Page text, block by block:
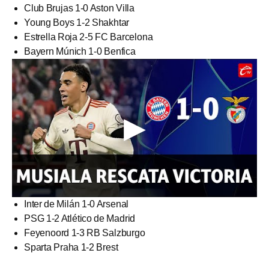
Club Brujas 1-0 Aston Villa
Young Boys 1-2 Shakhtar
Estrella Roja 2-5 FC Barcelona
Bayern Múnich 1-0 Benfica
Inter de Milán 1-0 Arsenal
PSG 1-2 Atlético de Madrid
Feyenoord 1-3 RB Salzburgo
Sparta Praha 1-2 Brest